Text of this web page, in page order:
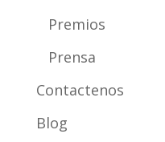
Premios
Prensa
Contactenos
Blog